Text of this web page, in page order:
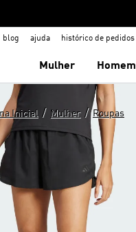
blog ajuda histórico de pedidos
Mulher Homem
Inicial / Mulher / Roupas